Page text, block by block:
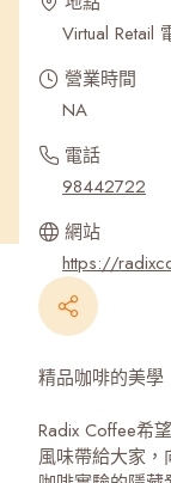
Virtual Retail
營業時間
NA
電話
98442722
網站
https://
精品咖啡的美學
Radix Coffee希
風味帶給大家